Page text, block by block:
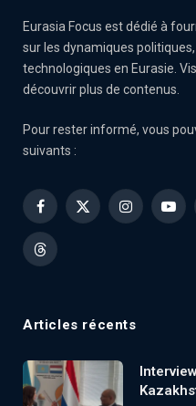
Eurasia Focus est dédié à
sur les dynamiques
technologiques en Eurasie.
découvrir plus de contenus.
Pour rester informé, vous
suivants :
Facebook
X
Instagram
Threads
Articles récents